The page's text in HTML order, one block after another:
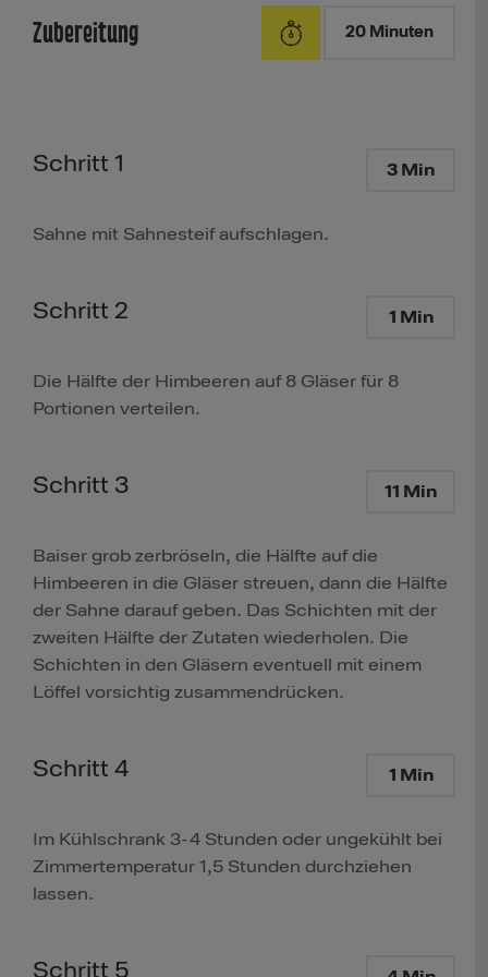
Zubereitung 20 Minuten
Schritt 1 3 Min
Sahne mit Sahnesteif aufschlagen.
Schritt 2 1 Min
Die Hälfte der Himbeeren auf 8 Gläser für 8
Portionen verteilen.
Schritt 3 11 Min
Baiser grob zerbröseln, die Hälfte auf die
Himbeeren in die Gläser streuen, dann die Hälfte
der Sahne darauf geben. Das Schichten mit der
zweiten Hälfte der Zutaten wiederholen. Die
Schichten in den Gläsern eventuell mit einem
Löffel vorsichtig zusammendrücken.
Schritt 4 1 Min
Im Kühlschrank 3-4 Stunden oder ungekühlt bei
Zimmertemperatur 1,5 Stunden durchziehen
lassen.
Schritt 5